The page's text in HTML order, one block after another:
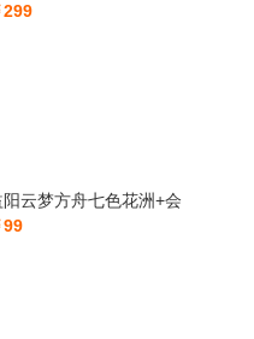
299
阳云梦方舟七色花洲+会
99